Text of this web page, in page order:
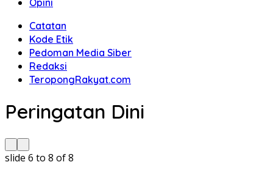
Catatan
Kode Etik
Pedoman Media Siber
Redaksi
TeropongRakyat.com
Peringatan Dini
slide 6 to 8 of 8